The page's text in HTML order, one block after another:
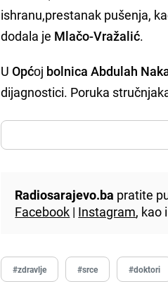
ishranu,prestanak pušenja,
dodala je Mlačo-Vražalić.
UOpćој bolnica Abdulah
dijagnostici. Poruka
Radiosarajevo.ba pratite
Facebook | Instagram, kao
#zdravlje #srce #doktori